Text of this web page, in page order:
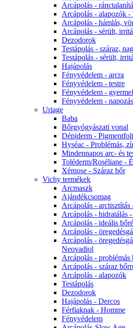
Arcápolás -
Arcápolás - alapozók -
Arcápolás - hámlás,
Arcápolás - sérült,
Dezodorok
Testápolás - száraz,
Testápolás - sérült,
Hajápolás
Fényvédelem - arcra
Fényvédelem - testre
Fényvédelem -
Fényvédelem -
Uriage
Baba
Bőrgyógyászati vonal
Dépiderm -
Hyséac - Problémás,
Mindennapos arc- és
Toléderm/Roséliane -
Xémose - Száraz bőr
Vichy termékek
Arcmaszk
Ajándékcsomag
Arcápolás - arctisztítás
Arcápolás - hidratálás
Arcápolás - ideális
Arcápolás -
Arcápolás -
Neovadiol
Arcápolás -
Arcápolás - száraz
Arcápolás - alapozók
Testápolás
Dezodorok
Hajápolás - Dercos
Férfiaknak - Homme
Fényvédelem